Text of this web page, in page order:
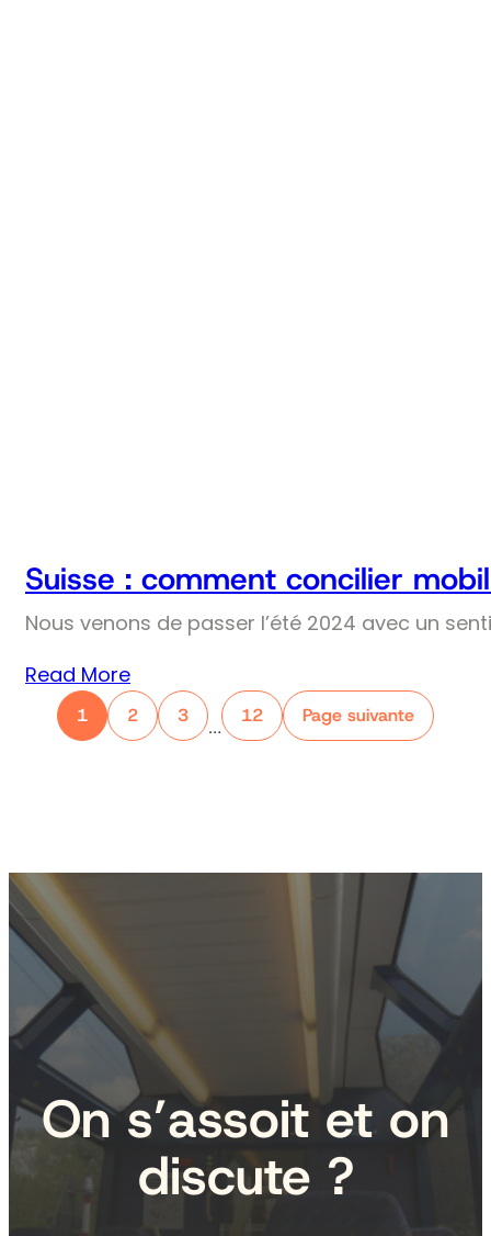
Suisse : comment concilier
Nous venons de passer l’été 2024 avec un
Read More
1 2 3
…
12 Page suivante
On s’assoit et on
discute ?